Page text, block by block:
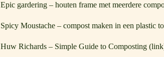
Epic gardering – houten frame met meerdere
Spicy Moustache – compost maken in een plastic
Huw Richards – Simple Guide to Composting (link